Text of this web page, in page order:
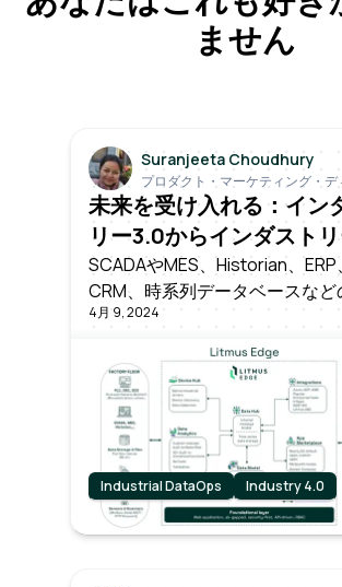
ません
Suranjeeta Choudhury
プロダクト・マーケティング・デ
ー
未来を受け入れる：イン
リー3.0からインダスト
への総合ガイド
SCADAやMES、Historian、ERP、
CRM、時系列データベースなど
SOR（Systems of Records）
ダストリー3.0の柱として役割
てきた。しかし、インダストリ
幕開けは激震をもたらす。
4月 9, 2024
Industrial DataOps Industry 4.0